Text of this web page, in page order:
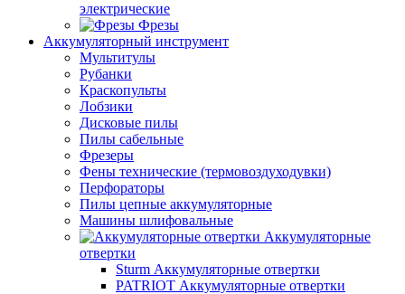
электрические
Фрезы
Аккумуляторный инструмент
Мультитулы
Рубанки
Краскопульты
Лобзики
Дисковые пилы
Пилы сабельные
Фрезеры
Фены технические (термовоздуходувки)
Перфораторы
Пилы цепные аккумуляторные
Машины шлифовальные
Аккумуляторные
отвертки
Sturm Аккумуляторные отвертки
PATRIOT Аккумуляторные отвертки